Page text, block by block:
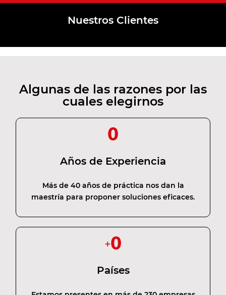
Nuestros Clientes
Algunas de las razones por las
cuales elegirnos
0
Años de Experiencia
Más de 40 años de práctica nos dan la
maestría para proponer soluciones eficaces.
+0
Países